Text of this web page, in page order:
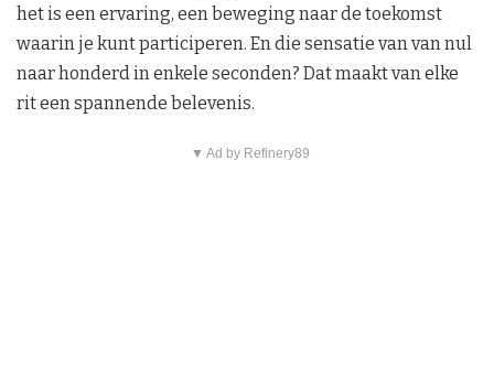
het is een ervaring, een beweging naar de toekomst
waarin je kunt participeren. En die sensatie van van nul
naar honderd in enkele seconden? Dat maakt van elke
rit een spannende belevenis.
▼ Ad by Refinery89